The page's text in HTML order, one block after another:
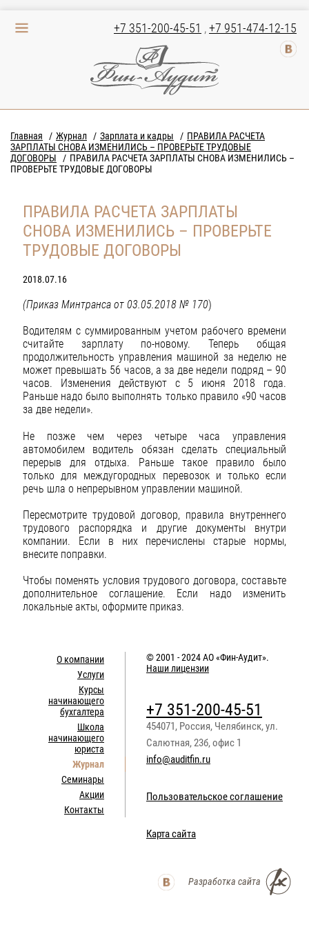
+7 351-200-45-51 ,+7 951-474-12-15
Главная Журнал Зарплата и кадры
ПРАВИЛА РАСЧЕТА
ЗАРПЛАТЫ СНОВА ИЗМЕНИЛИСЬ – ПРОВЕРЬТЕ ТРУДОВЫЕ
ДОГОВОРЫ
ПРАВИЛА РАСЧЕТА ЗАРПЛАТЫ СНОВА ИЗМЕНИЛИСЬ –
ПРОВЕРЬТЕ ТРУДОВЫЕ ДОГОВОРЫ
ПРАВИЛА РАСЧЕТА ЗАРПЛАТЫ
СНОВА ИЗМЕНИЛИСЬ – ПРОВЕРЬТЕ
ТРУДОВЫЕ ДОГОВОРЫ
2018.07.16
(Приказ Минтранса от 03.05.2018 № 170)
Водителям с суммированным учетом рабочего времени
считайте зарплату по-новому. Теперь общая
продолжительность управления машиной за неделю не
может превышать 56 часов, а за две недели подряд – 90
часов. Изменения действуют с 5 июня 2018 года.
Раньше надо было выполнять только правило «90 часов
за две недели».
Не позже чем через четыре часа управления
автомобилем водитель обязан сделать специальный
перерыв для отдыха. Раньше такое правило было
только для междугородных перевозок и только если
речь шла о непрерывном управлении машиной.
Пересмотрите трудовой договор, правила внутреннего
трудового распорядка и другие документы внутри
компании. Если в них перечислены старые нормы,
внесите поправки.
Чтобы поменять условия трудового договора, составьте
дополнительное соглашение. Если надо изменить
локальные акты, оформите приказ.
О компании
Услуги
Курсы
начинающего
бухгалтера
Школа
начинающего
юриста
Журнал
Семинары
Акции
Контакты
© 2001 - 2024АО «Фин-Аудит».
Наши лицензии
+7 351-200-45-51
454071, Россия, Челябинск,ул.
Салютная, 23б, офис 1
info@auditfin.ru
Пользовательское соглашение
Карта сайта
Разработка сайта